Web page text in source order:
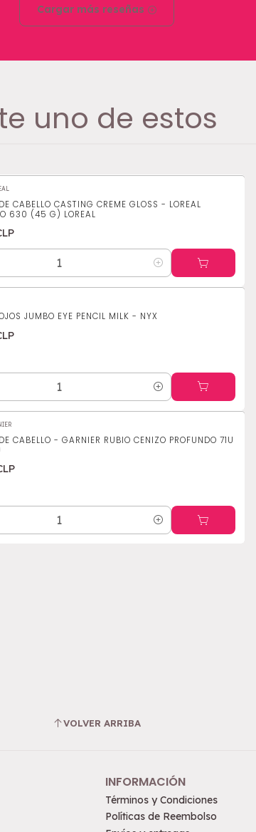
Cargar más reseñas
uno de estos
CABELLO CASTING CREME GLOSS - LOREAL
630 (45 G) LOREAL
JUMBO EYE PENCIL MILK - NYX
CABELLO - GARNIER RUBIO CENIZO PROFUNDO 71U
VOLVER ARRIBA
INFORMACIÓN
Términos y Condiciones
Políticas de Reembolso